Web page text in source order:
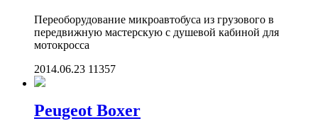
Переоборудование микроавтобуса из грузового в
передвижную мастерскую с душевой кабиной для
мотокросса
2014.06.23 11357
Peugeot Boxer